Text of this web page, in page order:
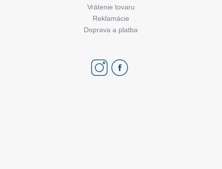
Vrátenie tovaru
Reklamácie
Doprava a platba